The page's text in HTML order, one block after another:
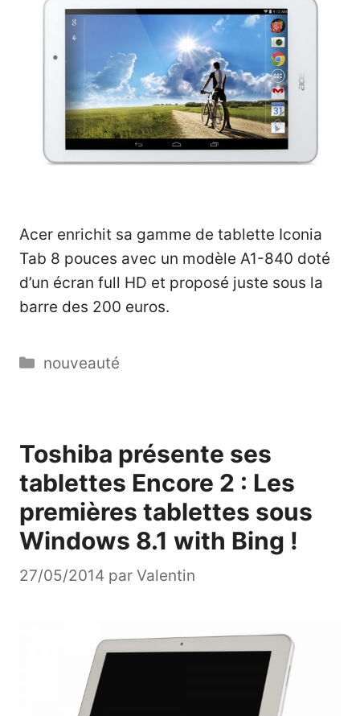
Acer enrichit sa gamme de tablette Iconia
Tab 8 pouces avec un modèle A1-840 doté
d’un écran full HD et proposé juste sous la
barre des 200 euros.
Catégories
nouveauté
Toshiba présente ses
tablettes Encore 2 : Les
premières tablettes sous
Windows 8.1 with Bing !
27/05/2014 par Valentin